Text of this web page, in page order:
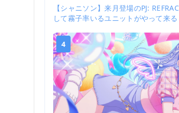
【シャニソン】来月登場のPJ:
して霧子率いるユニットがやって来る
4